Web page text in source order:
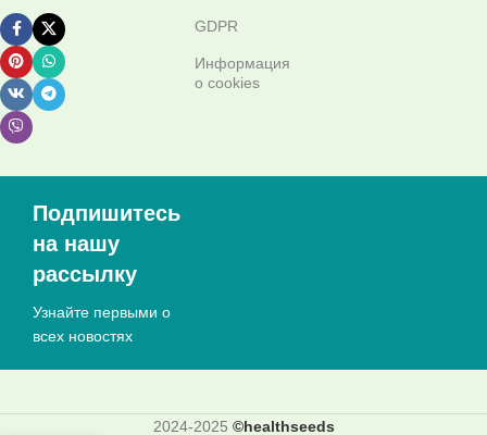
GDPR
Информация
о cookies
Подпишитесь
на нашу
рассылку
Узнайте первыми о
всех новостях
2024-2025 ©healthseeds